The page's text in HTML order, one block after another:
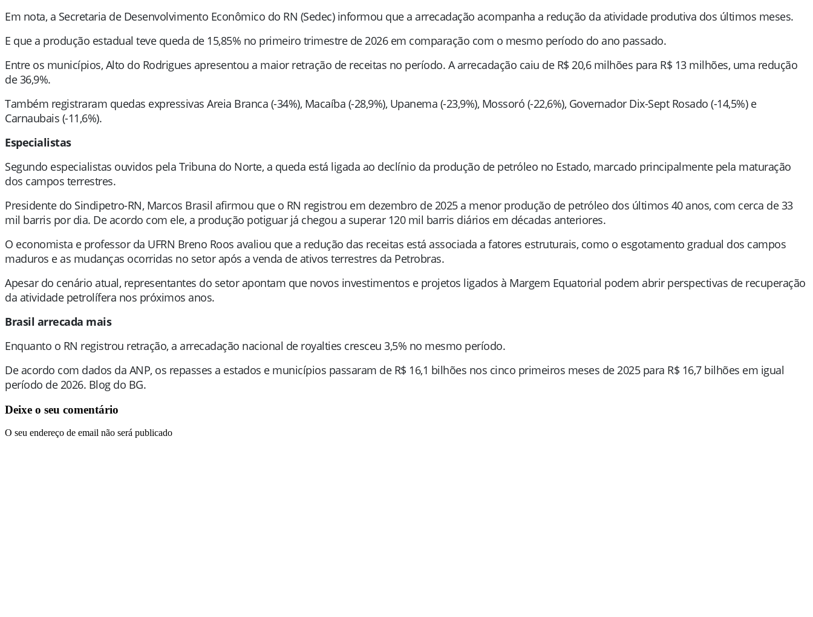
Em nota, a Secretaria de Desenvolvimento Econômico do RN (Sedec) informou que a arrecadação acompanha a redução da atividade produtiva dos últimos meses.
E que a produção estadual teve queda de 15,85% no primeiro trimestre de 2026 em comparação com o mesmo período do ano passado.
Entre os municípios, Alto do Rodrigues apresentou a maior retração de receitas no período. A arrecadação caiu de R$ 20,6 milhões para R$ 13 milhões, uma redução
de 36,9%.
Também registraram quedas expressivas Areia Branca (-34%), Macaíba (-28,9%), Upanema (-23,9%), Mossoró (-22,6%), Governador Dix-Sept Rosado (-14,5%) e
Carnaubais (-11,6%).
Especialistas
Segundo especialistas ouvidos pela Tribuna do Norte, a queda está ligada ao declínio da produção de petróleo no Estado, marcado principalmente pela maturação
dos campos terrestres.
Presidente do Sindipetro-RN, Marcos Brasil afirmou que o RN registrou em dezembro de 2025 a menor produção de petróleo dos últimos 40 anos, com cerca de 33
mil barris por dia. De acordo com ele, a produção potiguar já chegou a superar 120 mil barris diários em décadas anteriores.
O economista e professor da UFRN Breno Roos avaliou que a redução das receitas está associada a fatores estruturais, como o esgotamento gradual dos campos
maduros e as mudanças ocorridas no setor após a venda de ativos terrestres da Petrobras.
Apesar do cenário atual, representantes do setor apontam que novos investimentos e projetos ligados à Margem Equatorial podem abrir perspectivas de recuperação
da atividade petrolífera nos próximos anos.
Brasil arrecada mais
Enquanto o RN registrou retração, a arrecadação nacional de royalties cresceu 3,5% no mesmo período.
De acordo com dados da ANP, os repasses a estados e municípios passaram de R$ 16,1 bilhões nos cinco primeiros meses de 2025 para R$ 16,7 bilhões em igual
período de 2026. Blog do BG.
Deixe o seu comentário
O seu endereço de email não será publicado